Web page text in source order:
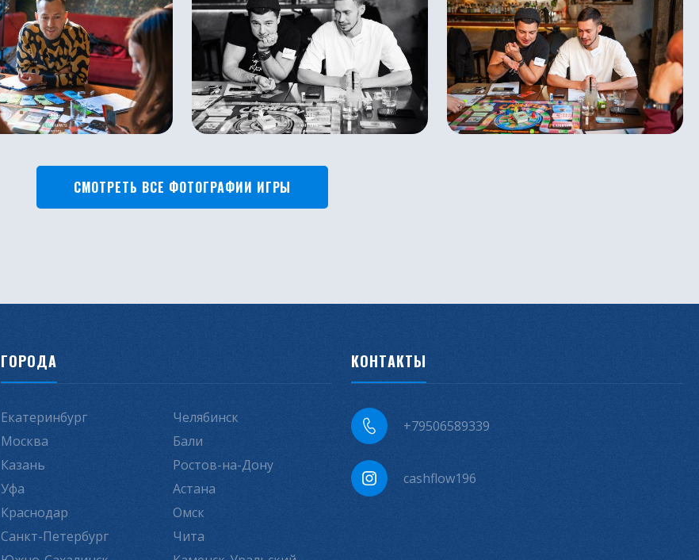
СМОТРЕТЬ ВСЕ ФОТОГРАФИИ ИГРЫ
ГОРОДА
Екатеринбург
Москва
Казань
Уфа
Краснодар
Санкт-Петербург
Челябинск
Бали
Ростов-на-Дону
Астана
Омск
Чита
КОНТАКТЫ
+79506589339
cashflow196